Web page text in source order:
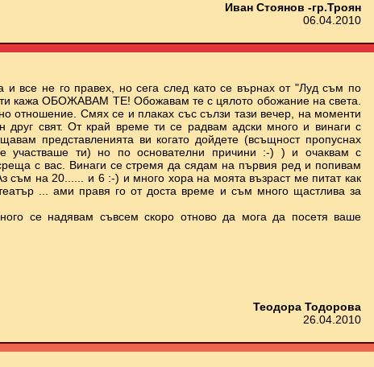
Иван Стоянов -гр.Троян
06.04.2010
и все не го правех, но сега след като се върнах от "Луд съм по
кажа ОБОЖАВАМ ТЕ! Обожавам те с цялото обожание на света.
отношение. Смях се и плаках със сълзи тази вечер, на моменти
друг свят. От край време ти се радвам адски много и винаги с
представленията ви когато дойдете (всъщност пропуснах
участваше ти) но по основателни причини :-) ) и очаквам с
с вас. Винаги се стремя да сядам на първия ред и попивам
съм на 20...... и 6 :-) и много хора на моята възраст ме питат как
... ами правя го от доста време и съм много щастлива за
се надявам съвсем скоро отново да мога да посетя ваше
Теодора Тодорова
26.04.2010